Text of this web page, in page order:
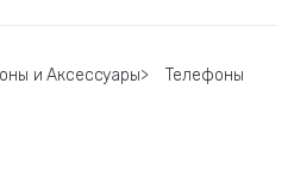
и Аксессуары>
Телефоны